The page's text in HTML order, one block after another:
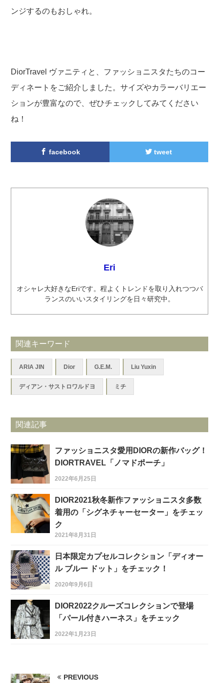
ンジするのもおしゃれ。
DiorTravel ヴァニティと、ファッショニスタたちのコー
ディネートをご紹介しました。サイズやカラーバリエー
ションが豊富なので、ぜひチェックしてみてください
ね！
facebook tweet
Eri
オシャレ大好きなEriです。程よくトレンドを取り入れつつバ
ランスのいいスタイリングを日々研究中。
関連キーワード
ARIA JIN Dior G.E.M. Liu Yuxin
ディアン・サストロワルドヨ ミチ
関連記事
ファッショニスタ愛用DIORの新作バッグ！
DIORTRAVEL「ノマドポーチ」
2022年6月25日
DIOR2021秋冬新作ファッショニスタ多数
着用の「シグネチャーセーター」をチェッ
ク
2021年8月31日
日本限定カプセルコレクション「ディオー
ル ブルー ドット」をチェック！
2020年9月6日
DIOR2022クルーズコレクションで登場
「パール付きハーネス」をチェック
2022年1月23日
PREVIOUS